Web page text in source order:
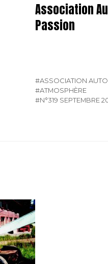
Association
Passion
#ASSOCIATION
#ATMOSPHÈRE
#N°319 SEPTEMBRE